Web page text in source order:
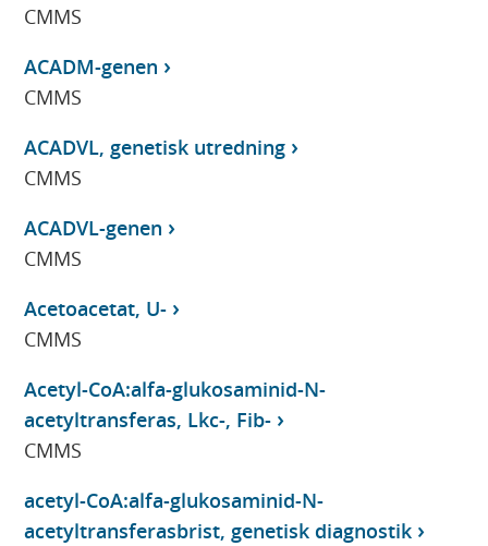
CMMS
ACADM-genen
CMMS
ACADVL, genetisk utredning
CMMS
ACADVL-genen
CMMS
Acetoacetat, U-
CMMS
Acetyl-CoA:alfa-glukosaminid-N-
acetyltransferas, Lkc-, Fib-
CMMS
acetyl-CoA:alfa-glukosaminid-N-
acetyltransferasbrist, genetisk diagnostik